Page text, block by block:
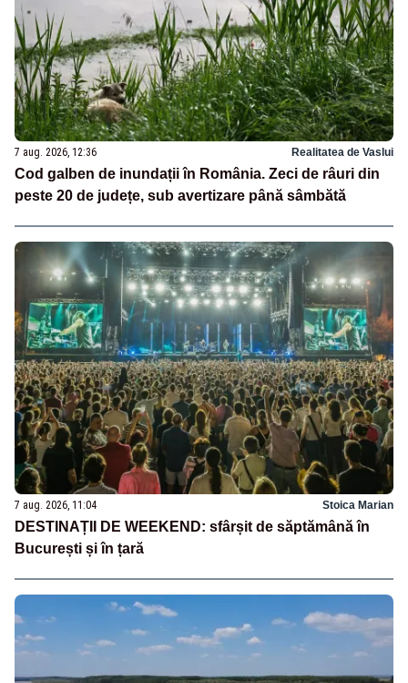
7 aug. 2026, 12:36 Realitatea de Vaslui
Cod galben de inundații în România. Zeci de râuri din
peste 20 de județe, sub avertizare până sâmbătă
7 aug. 2026, 11:04 Stoica Marian
DESTINAȚII DE WEEKEND: sfârșit de săptămână în
București și în țară